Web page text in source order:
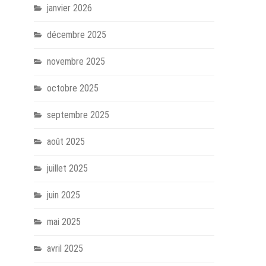
janvier 2026
décembre 2025
novembre 2025
octobre 2025
septembre 2025
août 2025
juillet 2025
juin 2025
mai 2025
avril 2025